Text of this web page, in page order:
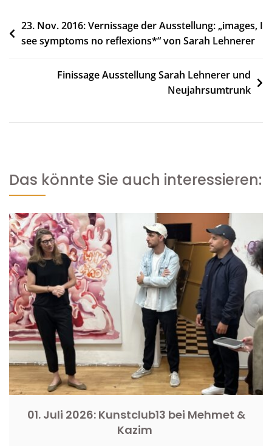
Beitragsnavigation
23. Nov. 2016: Vernissage der Ausstellung: „images, I
see symptoms no reflexions*“ von Sarah Lehnerer
Finissage Ausstellung Sarah Lehnerer und
Neujahrsumtrunk
Das könnte Sie auch interessieren:
01. Juli 2026: Kunstclub13 bei Mehmet &
Kazim